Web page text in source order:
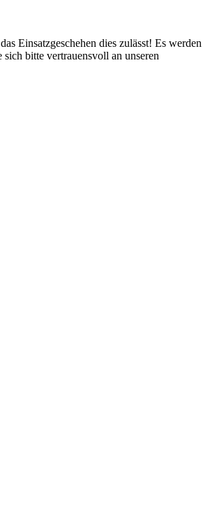
Einsatzgeschehen dies zulässt! Es werden
bitte vertrauensvoll an unseren